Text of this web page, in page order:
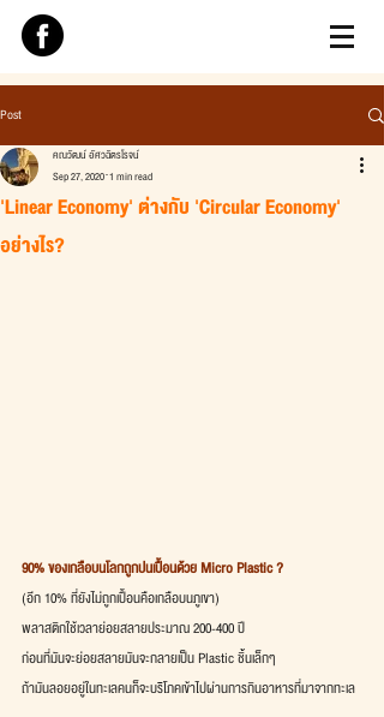
Post
'Linear Economy' ต่างกับ 'Circular Economy'
อย่างไร?
คณวัฒน์ อัศวฉัตรโรจน์
Sep 27, 2020 1 min read
90% ของเกลือบนโลกถูกปนเปื้อนด้วย Micro Plastic ?
(อีก 10% ที่ยังไม่ถูกเปื้อนคือเกลือบนภูเขา)
พลาสติกใช้เวลาย่อยสลายประมาณ 200-400 ปี
ก่อนที่มันจะย่อยสลายมันจะกลายเป็น Plastic ชิ้นเล็กๆ
ถ้ามันลอยอยู่ในทะเลคนก็จะบริโภคเข้าไปผ่านการกินอาหารที่มาจากทะเล